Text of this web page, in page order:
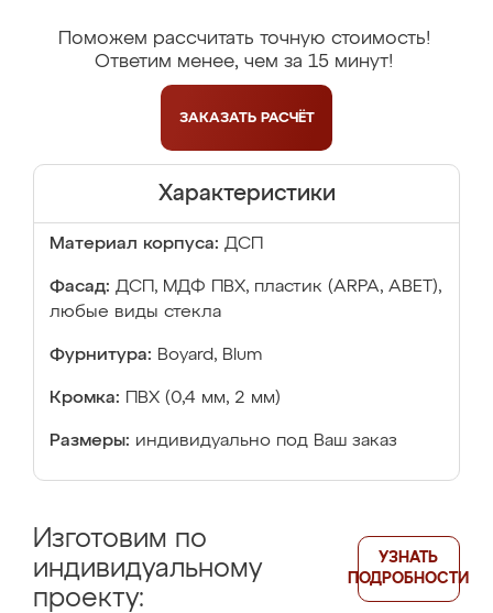
Поможем рассчитать точную стоимость!
Ответим менее, чем за 15 минут!
ЗАКАЗАТЬ РАСЧЁТ
Характеристики
Материал корпуса: ДСП
Фасад: ДСП, МДФ ПВХ, пластик (ARPA, ABET),
любые виды стекла
Фурнитура: Boyard, Blum
Кромка: ПВХ (0,4 мм, 2 мм)
Размеры: индивидуально под Ваш заказ
Изготовим по
индивидуальному
проекту:
УЗНАТЬ
ПОДРОБНОСТИ